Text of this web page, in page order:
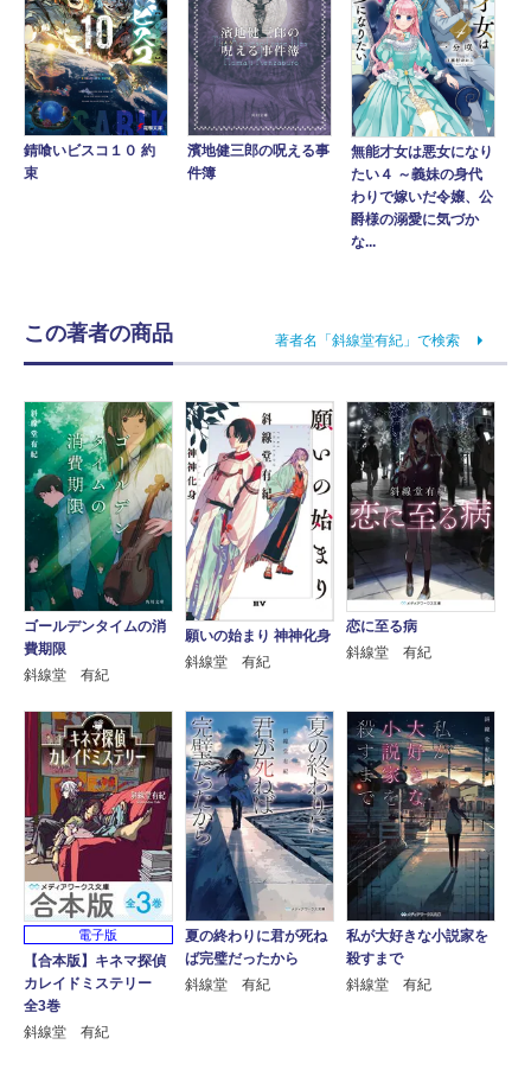
錆喰いビスコ１０ 約
束
濱地健三郎の呪える事
件簿
無能才女は悪女になり
たい４ ～義妹の身代
わりで嫁いだ令嬢、公
爵様の溺愛に気づか
な...
この著者の商品 著者名「斜線堂有紀」で検索
ゴールデンタイムの消
費期限
斜線堂 有紀
願いの始まり 神神化身
斜線堂 有紀
恋に至る病
斜線堂 有紀
電子版
【合本版】キネマ探偵
カレイドミステリー
全3巻
斜線堂 有紀
夏の終わりに君が死ね
ば完璧だったから
斜線堂 有紀
私が大好きな小説家を
殺すまで
斜線堂 有紀